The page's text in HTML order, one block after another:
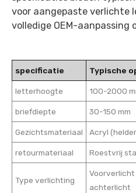
voor aangepaste verlichte
volledige OEM-aanpassing
specificatie Typische
letterhoogte 100-2000
briefdiepte 30-150 mm
Gezichtsmateriaal Acryl
retourmateriaal Roestvrij
Type verlichting
achterlicht